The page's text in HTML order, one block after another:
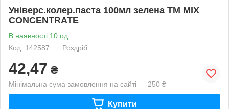
Універс.колер.паста 100мл зелена ТМ MIX
CONCENTRATE
В наявності 10 од.
Код: 142587
Роздріб
42,47 ₴
Мінімальна сума замовлення на сайті — 250 ₴
Купити